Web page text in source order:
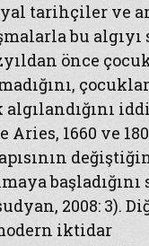
tarihçiler ve
bu algıyı
önce
1660 ve
başladığını
2008: 3).
iktidar